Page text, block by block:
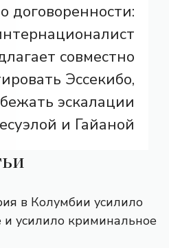
договоренности:
совместно
Эссекибо,
эскалации
и Гайаной
в Колумбии усилило
и усилило криминальное